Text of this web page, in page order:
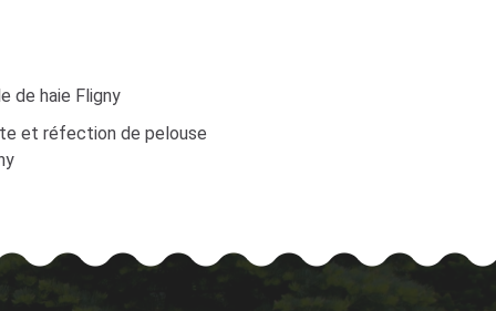
de haie Fligny
et réfection de pelouse